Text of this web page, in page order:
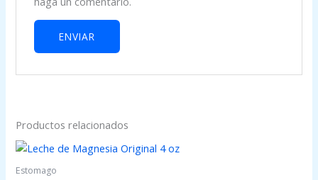
Productos relacionados
Estomago